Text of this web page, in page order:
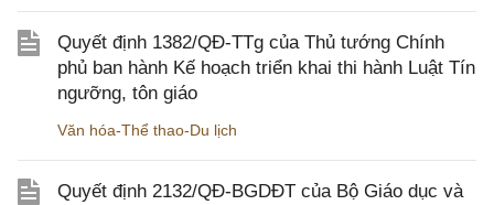
Quyết định 1382/QĐ-TTg của Thủ tướng Chính
phủ ban hành Kế hoạch triển khai thi hành Luật Tín
ngưỡng, tôn giáo
Văn hóa-Thể thao-Du lịch
Quyết định 2132/QĐ-BGDĐT của Bộ Giáo dục và